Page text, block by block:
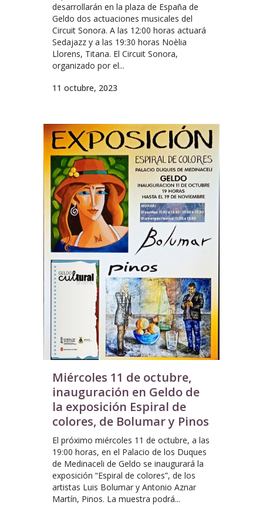
desarrollarán en la plaza de España de
Geldo dos actuaciones musicales del
Circuit Sonora. A las 12:00 horas actuará
Sedajazz y a las 19:30 horas Noèlia
Llorens, Titana. El Circuit Sonora,
organizado por el...
11 octubre, 2023
Miércoles 11 de octubre,
inauguración en Geldo de
la exposición Espiral de
colores, de Bolumar y Pinos
El próximo miércoles 11 de octubre, a las
19:00 horas, en el Palacio de los Duques
de Medinaceli de Geldo se inaugurará la
exposición “Espiral de colores”, de los
artistas Luis Bolumar y Antonio Aznar
Martín, Pinos. La muestra podrá...